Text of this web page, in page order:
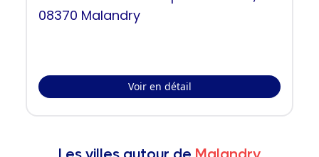
08370 Malandry
Voir en détail